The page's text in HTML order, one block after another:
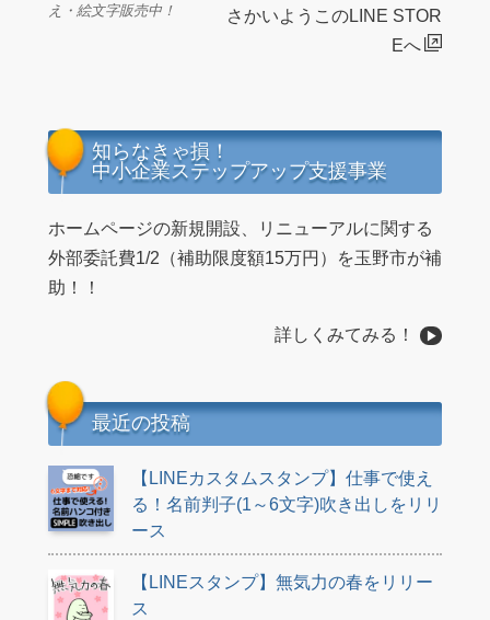
え・絵文字販売中！
さかいようこのLINE STOR
Eへ
知らなきゃ損！
中小企業ステップアップ支援事業
ホームページの新規開設、リニューアルに関する
外部委託費1/2（補助限度額15万円）を玉野市が補
助！！
詳しくみてみる！
最近の投稿
【LINEカスタムスタンプ】仕事で使え
る！名前判子(1～6文字)吹き出しをリリ
ース
【LINEスタンプ】無気力の春をリリー
ス